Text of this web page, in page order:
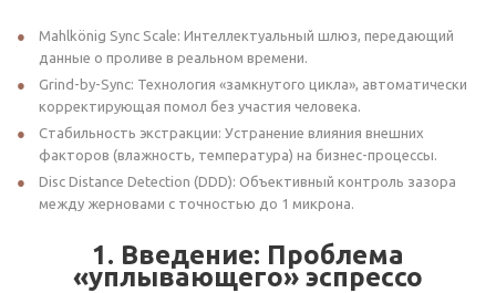
Mahlkönig Sync Scale: Интеллектуальный шлюз, передающий
данные о проливе в реальном времени.
Grind-by-Sync: Технология «замкнутого цикла», автоматически
корректирующая помол без участия человека.
Стабильность экстракции: Устранение влияния внешних
факторов (влажность, температура) на бизнес-процессы.
Disc Distance Detection (DDD): Объективный контроль зазора
между жерновами с точностью до 1 микрона.
1. Введение: Проблема
«уплывающего» эспрессо